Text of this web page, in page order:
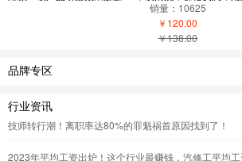
销量：10625
￥120.00
￥138.00
品牌专区
行业资讯
技师转行潮！离职率达80%的罪魁祸首原因找到了！